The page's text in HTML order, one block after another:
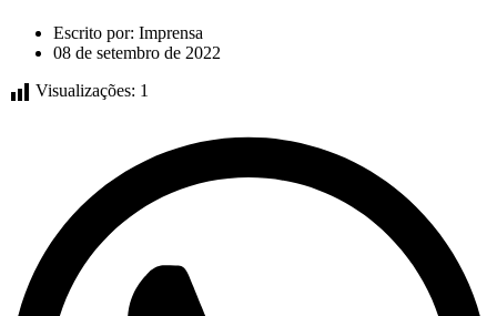
Escrito por: Imprensa
08 de setembro de 2022
Visualizações: 1